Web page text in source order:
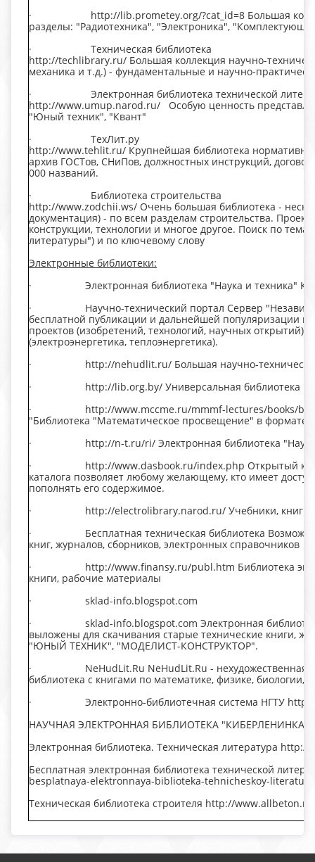
· http://lib.prometey.org/?cat_id=8 Большая
разделы: "Радиотехника", "Электроника",
· Техническая библиотека
http://techlibrary.ru/ Большая коллекция научно-
механика и т.д.) - фундаментальные и научно-
· Электронная библиотека технической
http://www.umup.narod.ru/ Особую ценность
"Юный техник", "Квант"
· ТехЛит.ру
http://www.tehlit.ru/ Крупнейшая библиотека
архив ГОСТов, СНиПов, должностных инструкций,
000 названий.
· Библиотека строительства
http://www.zodchii.ws/ Очень большая библиотека -
документация) - по всем разделам строительства.
конструкции, технологии и многое другое. Поиск по
литературы") и по ключевому слову
Электронные библиотеки:
· Электронная библиотека "Наука и техника"
· Научно-технический портал Сервер
бесплатной публикации и дальнейшей популяризации
проектов (изобретений, технологий, научных открытий),
(электроэнергетика, теплоэнергетика).
· http://nehudlit.ru/ Большая научно-техническая
· http://lib.org.by/ Универсальная библиотека
· http://www.mccme.ru/mmmf-lectures/books/books/
"Библиотека "Математическое просвещение" в формате
· http://n-t.ru/ri/ Электронная библиотека "Наука
· http://www.dasbook.ru/index.php Открытый
каталога позволяет любому желающему, кто имеет
пополнять его содержимое.
· http://electrolibrary.narod.ru/ Учебники, книги и
· Бесплатная техническая библиотека
книг, журналов, сборников, электронных справочников
· http://www.finansy.ru/publ.htm Библиотека
книги, рабочие материалы
· sklad-info.blogspot.com
· sklad-info.blogspot.com Электронная библиотека
выложены для скачивания старые технические
"ЮНЫЙ ТЕХНИК", "МОДЕЛИСТ-КОНСТРУКТОР".
· NeHudLit.Ru NeHudLit.Ru - нехудожественная
библиотека с книгами по математике, физике, биологии,
· Электронно-библиотечная система НГТУ http://
НАУЧНАЯ ЭЛЕКТРОННАЯ БИБЛИОТЕКА "КИБЕРЛЕНИНКА"
Электронная библиотека. Техническая литература
Бесплатная электронная библиотека технической
besplatnaya-elektronnaya-biblioteka-tehnicheskoy-
Техническая библиотека строителя http://